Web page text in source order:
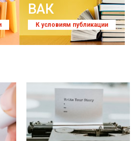
ВАК
К условиям публикации